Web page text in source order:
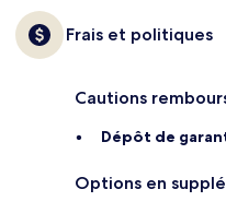
Frais et politiques
Cautions
Dépôt de
Options en